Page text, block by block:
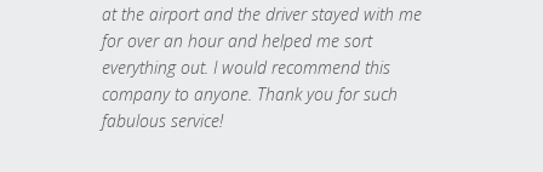
at the airport and the driver stayed with me
for over an hour and helped me sort
everything out. I would recommend this
company to anyone. Thank you for such
fabulous service!